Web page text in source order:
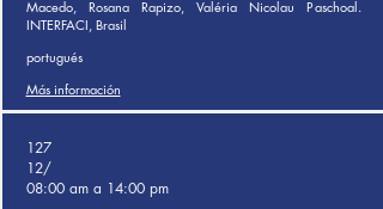
Macedo, Rosana Rapizo, Valéria Nicolau Paschoal.
INTERFACI, Brasil
portugués
Más información
127
12/
08:00 am a 14:00 pm